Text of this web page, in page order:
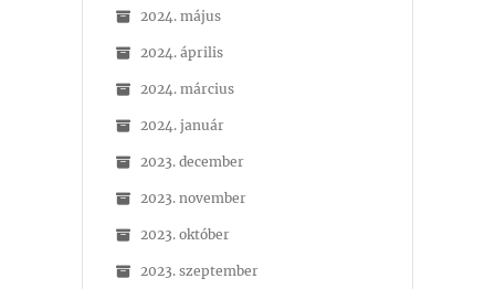
2024. május
2024. április
2024. március
2024. január
2023. december
2023. november
2023. október
2023. szeptember